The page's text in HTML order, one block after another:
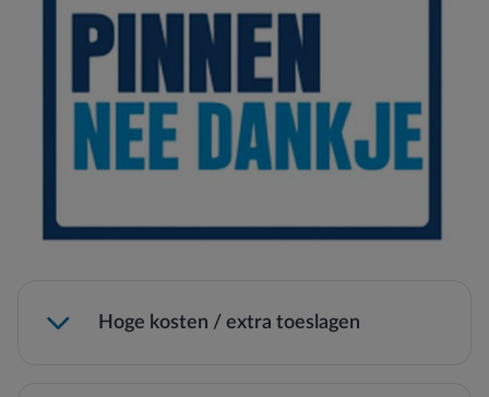
Hoge kosten / extra toeslagen